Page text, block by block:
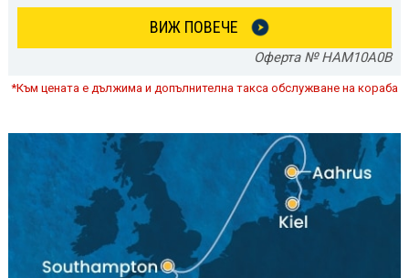
ВИЖ ПОВЕЧЕ
Оферта № HAM10A0B
*Към цената е дължима и допълнителна такса обслужване на кораба